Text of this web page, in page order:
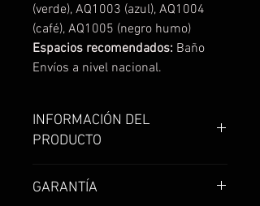
(verde), AQ1003 (azul), AQ1004
(café), AQ1005 (negro humo)
Espacios recomendados: Baño
Envíos a nivel nacional.
INFORMACIÓN DEL
PRODUCTO
Lavamanos Vidrio Templado
disponible en transparente,
GARANTÍA